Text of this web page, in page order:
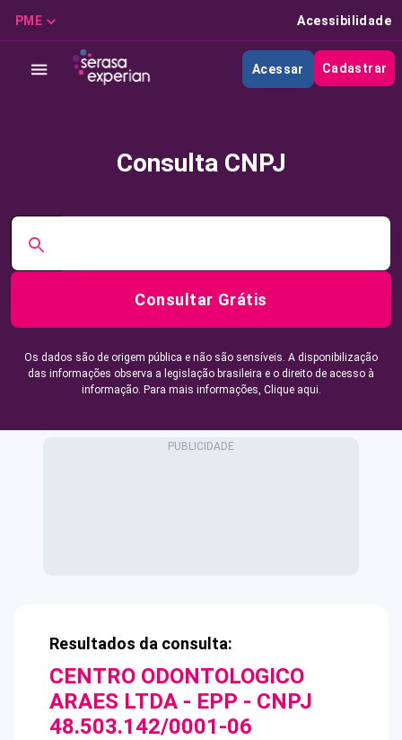
PME Acessibilidade
Acessar Cadastrar
Consulta CNPJ
Consultar Grátis
Os dados são de origem pública e não são sensíveis. A disponibilização
das informações observa a legislação brasileira e o direito de acesso à
informação. Para mais informações, Clique aqui.
Resultados da consulta:
CENTRO ODONTOLOGICO
ARAES LTDA - EPP - CNPJ
48.503.142/0001-06